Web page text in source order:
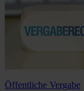
Öffentliche Vergabe